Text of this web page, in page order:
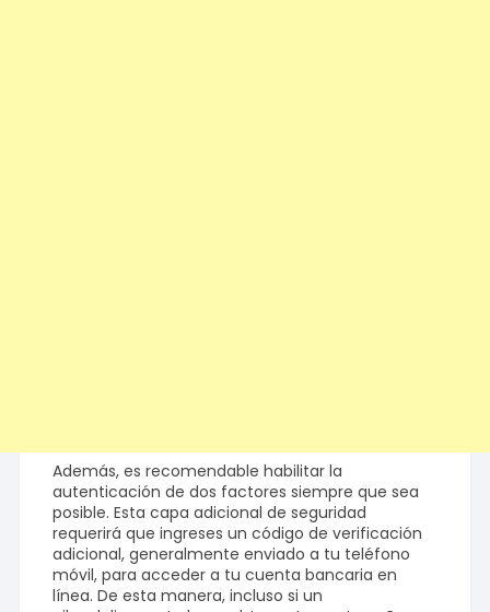
Además, es recomendable habilitar la
autenticación de dos factores siempre que sea
posible. Esta capa adicional de seguridad
requerirá que ingreses un código de verificación
adicional, generalmente enviado a tu teléfono
móvil, para acceder a tu cuenta bancaria en
línea. De esta manera, incluso si un